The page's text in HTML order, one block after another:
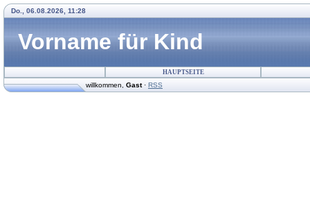
Do., 06.08.2026, 11:28
Vorname für Kind
HAUPTSEITE
willkommen Gast· RSS